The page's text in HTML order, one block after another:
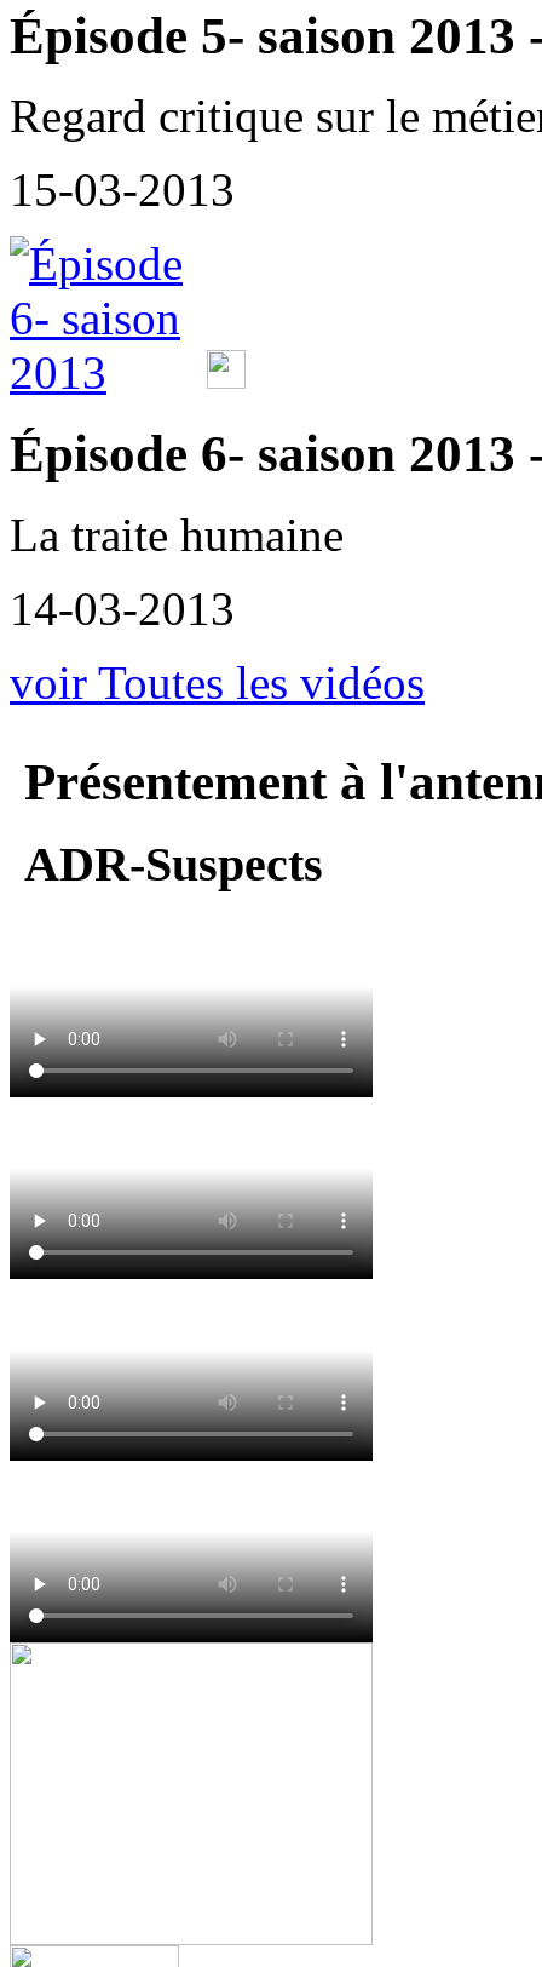
Épisode 5- saison 2013
Regard critique sur le
15-03-2013
Épisode 6- saison 2013
La traite humaine
14-03-2013
voir Toutes les vidéos
Présentement à
ADR-Suspects